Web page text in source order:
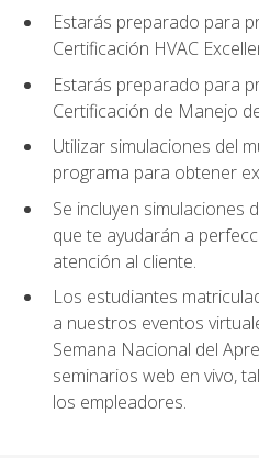
Estarás preparado para
Certificación HVAC
Estarás preparado para
Certificación de Manejo
Utilizar simulaciones del
programa para obtener
Se incluyen simulaciones
que te ayudarán a
atención al cliente.
Los estudiantes
a nuestros eventos
Semana Nacional del
seminarios web en vivo,
los empleadores.